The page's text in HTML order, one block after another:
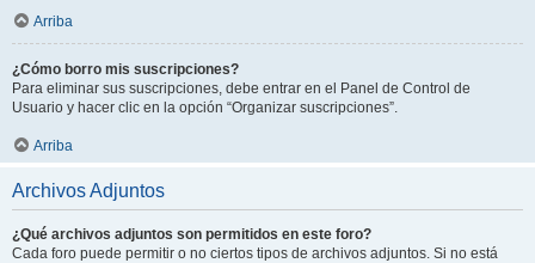
Arriba
¿Cómo borro mis suscripciones?
Para eliminar sus suscripciones, debe entrar en el Panel de Control de
Usuario y hacer clic en la opción “Organizar suscripciones”.
Arriba
Archivos Adjuntos
¿Qué archivos adjuntos son permitidos en este foro?
Cada foro puede permitir o no ciertos tipos de archivos adjuntos. Si no está